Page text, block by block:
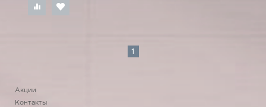
1
Акции
Контакты